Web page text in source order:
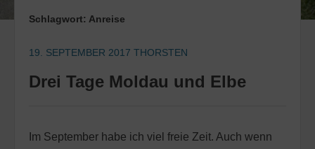
Schlagwort: Anreise
19. SEPTEMBER 2017 THORSTEN
Drei Tage Moldau und Elbe
Im September habe ich viel freie Zeit. Auch wenn